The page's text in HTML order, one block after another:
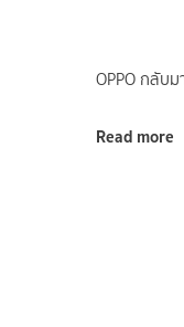
OPPO กลับ
Read more